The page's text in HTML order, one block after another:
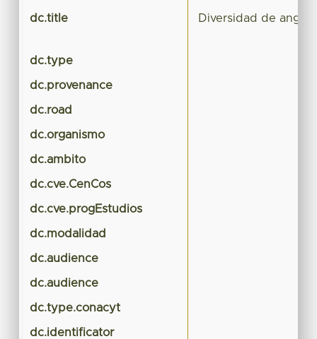
dc.title Diversidad de
dc.type
dc.provenance
dc.road
dc.organismo
dc.ambito
dc.cve.CenCos
dc.cve.progEstudios
dc.modalidad
dc.audience
dc.audience
dc.type.conacyt
dc.identificator